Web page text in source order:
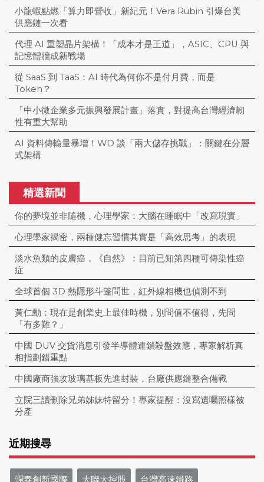
小龍蝦點燃「算力即營收」新紀元！Vera Rubin 引爆台美
供應鏈一次看
代理 AI 重塑晶片架構！「成本才是王道」，ASIC、CPU 與
記憶體牆成新戰場
從 SaaS 到 TaaS：AI 時代為何你不是付月費，而是
Token？
「中小微企業多元振興發展計畫」落實，對提高台灣經濟韌
性有重大幫助
AI 資料傳輸量暴增！WD 談「兩大儲存挑戰」：關鍵在分層
式架構
精選新聞
你的夢境並非隨機，心理學家：大腦在睡眠中「改寫現實」
心理學家揭密，兩種健忘習慣其實是「高效思考」的表現
淡水魚類的皮膚癌，《自然》：目前已知第四種可傳染性癌
症
全球首個 3D 熱隱形斗篷問世，紅外線相機也偵測不到
黃仁勳：現在是創業史上最佳時機，別問值不值得，先問
「有多難？」
中國 DUV 交貨消息引發半導體連鎖殺盤效應，專家解析真
相指劃錯重點
中國廠商強攻玻璃基板先進封裝，台廠供應鏈整合備戰
立院三讀刪除兄弟姊妹特留分！專家提醒：沒寫遺囑照樣被
分產
近期搜尋
潤泰創新國際 大聯大控股 台灣高速鐵路